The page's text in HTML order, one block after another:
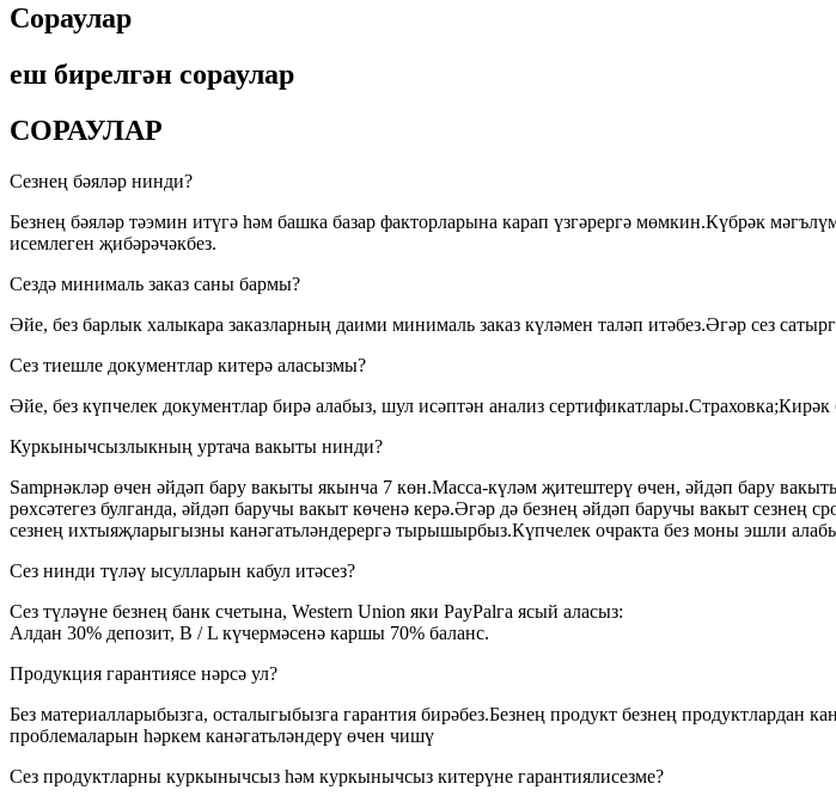
Сораулар
еш бирелгән сораулар
СОРАУЛАР
Сезнең бәяләр нинди?
Безнең бәяләр тәэмин итүгә һәм башка базар факторларына карап үзгәрергә мөмкин.Күбрәк
исемлеген җибәрәчәкбез.
Сездә минималь заказ саны бармы?
Әйе, без барлык халыкара заказларның даими минималь заказ күләмен таләп итәбез.Әгәр сез
Сез тиешле документлар китерә аласызмы?
Әйе, без күпчелек документлар бирә алабыз, шул исәптән анализ
Куркынычсызлыкның уртача вакыты нинди?
Samрнәкләр өчен әйдәп бару вакыты якынча 7 көн.Масса-күләм җитештерү өчен, әйдәп бару
рөхсәтегез булганда, әйдәп баручы вакыт көченә керә.Әгәр дә безнең әйдәп баручы вакыт сезнең
сезнең ихтыяҗларыгызны канәгатьләндерергә тырышырбыз.Күпчелек очракта без моны эшли
Сез нинди түләү ысулларын кабул итәсез?
Сез түләүне безнең банк счетына, Western Union яки PayPalга ясый аласыз:
Алдан 30% депозит, B / L күчермәсенә каршы 70% баланс.
Продукция гарантиясе нәрсә ул?
Без материалларыбызга, осталыгыбызга гарантия бирәбез.Безнең продукт безнең продуктлардан
проблемаларын һәркем канәгатьләндерү өчен чишү
Сез продуктларны куркынычсыз һәм куркынычсыз китерүне гарантиялисезме?